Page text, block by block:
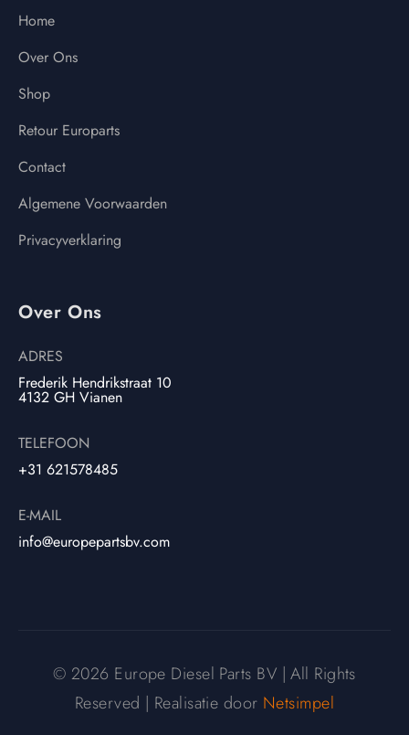
Home
Over Ons
Shop
Retour Europarts
Contact
Algemene Voorwaarden
Privacyverklaring
Over Ons
ADRES
Frederik Hendrikstraat 10
4132 GH Vianen
TELEFOON
+31 621578485
E-MAIL
info@europepartsbv.com
© 2026 Europe Diesel Parts BV | All Rights
Reserved | Realisatie door Netsimpel